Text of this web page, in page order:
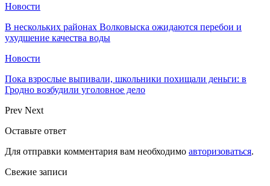
Новости
В нескольких районах Волковыска ожидаются перебои и
ухудшение качества воды
Новости
Пока взрослые выпивали, школьники похищали деньги: в
Гродно возбудили уголовное дело
Prev Next
Оставьте ответ
Для отправки комментария вам необходимо авторизоваться.
Свежие записи